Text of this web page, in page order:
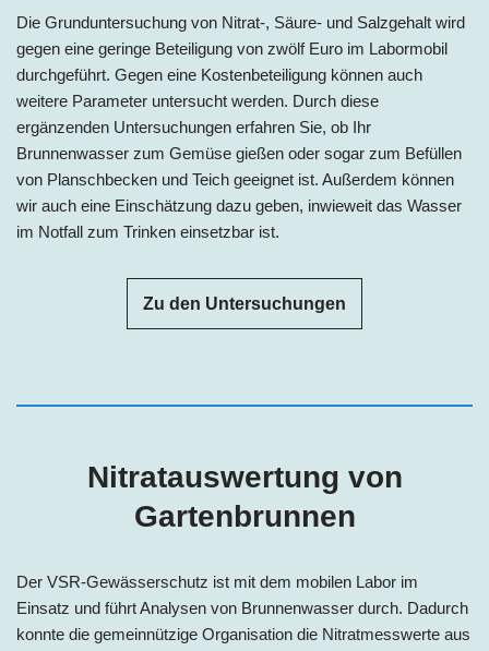
Die Grunduntersuchung von Nitrat-, Säure- und Salzgehalt wird
gegen eine geringe Beteiligung von zwölf Euro im Labormobil
durchgeführt. Gegen eine Kostenbeteiligung können auch
weitere Parameter untersucht werden. Durch diese
ergänzenden Untersuchungen erfahren Sie, ob Ihr
Brunnenwasser zum Gemüse gießen oder sogar zum Befüllen
von Planschbecken und Teich geeignet ist. Außerdem können
wir auch eine Einschätzung dazu geben, inwieweit das Wasser
im Notfall zum Trinken einsetzbar ist.
Zu den Untersuchungen
Nitratauswertung von
Gartenbrunnen
Der VSR-Gewässerschutz ist mit dem mobilen Labor im
Einsatz und führt Analysen von Brunnenwasser durch. Dadurch
konnte die gemeinnützige Organisation die Nitratmesswerte aus